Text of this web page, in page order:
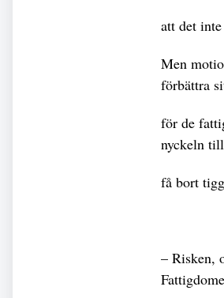
att det
Men
förbättra
för de
nyckeln
få bort
– Risken,